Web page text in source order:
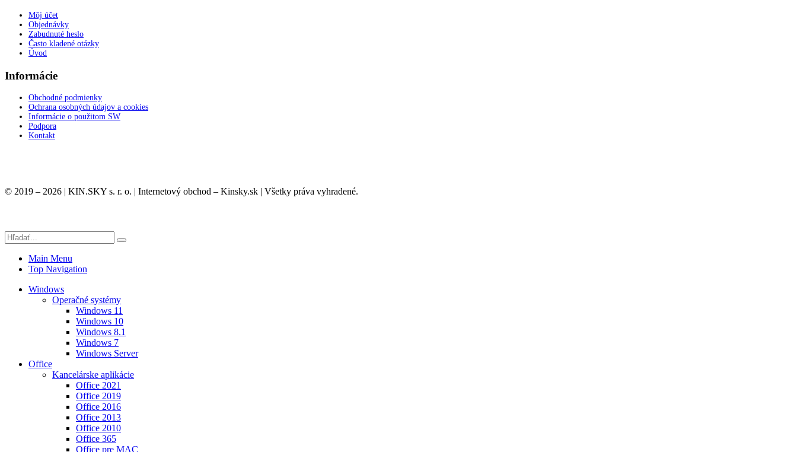
Môj účet
Objednávky
Zabudnuté heslo
Často kladené otázky
Úvod
Informácie
Obchodné podmienky
Ochrana osobných údajov a cookies
Informácie o použitom SW
Podpora
Kontakt
© 2019 – 2026 | KIN.SKY s. r. o. | Internetový obchod – Kinsky.sk | Všetky práva vyhradené.
Main Menu
Top Navigation
Windows
Operačné systémy
Windows 11
Windows 10
Windows 8.1
Windows 7
Windows Server
Office
Kancelárske aplikácie
Office 2021
Office 2019
Office 2016
Office 2013
Office 2010
Office 365
Office pre MAC